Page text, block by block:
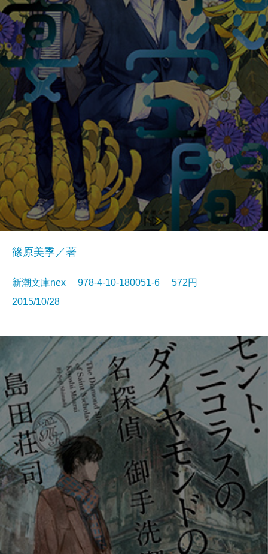
篠原美季／著
新潮文庫nex 978-4-10-180051-6 572円
2015/10/28